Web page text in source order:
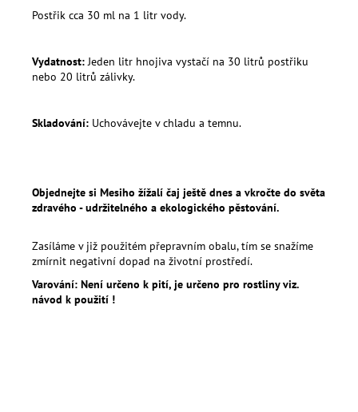
Postřik cca 30 ml na 1 litr vody.
Vydatnost: Jeden litr hnojiva vystačí na 30 litrů postřiku
nebo 20 litrů zálivky.
Skladování: Uchovávejte v chladu a temnu.
Objednejte si Mesiho žížalí čaj ještě dnes a vkročte do světa
zdravého - udržitelného a ekologického pěstování.
Zasíláme v již použitém přepravním obalu, tím se snažíme
zmírnit negativní dopad na životní prostředí.
Varování: Není určeno k pití, je určeno pro rostliny viz.
návod k použití !